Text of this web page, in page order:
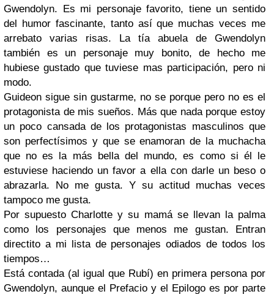
Gwendolyn. Es mi personaje favorito, tiene un sentido
del humor fascinante, tanto así que muchas veces me
arrebato varias risas. La tía abuela de Gwendolyn
también es un personaje muy bonito, de hecho me
hubiese gustado que tuviese mas participación, pero ni
modo.
Guideon sigue sin gustarme, no se porque pero no es el
protagonista de mis sueños. Más que nada porque estoy
un poco cansada de los protagonistas masculinos que
son perfectísimos y que se enamoran de la muchacha
que no es la más bella del mundo, es como si él le
estuviese haciendo un favor a ella con darle un beso o
abrazarla. No me gusta. Y su actitud muchas veces
tampoco me gusta.
Por supuesto Charlotte y su mamá se llevan la palma
como los personajes que menos me gustan. Entran
directito a mi lista de personajes odiados de todos los
tiempos…
Está contada (al igual que Rubí) en primera persona por
Gwendolyn, aunque el Prefacio y el Epilogo es por parte